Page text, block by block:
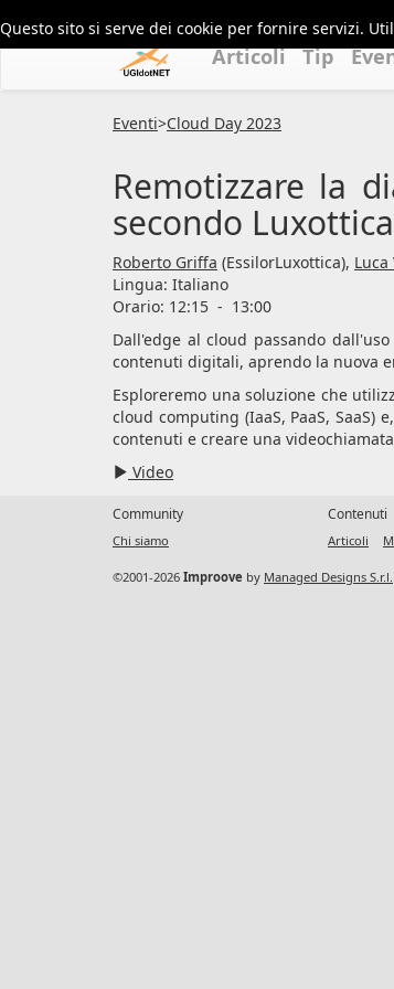
Questo sito si serve dei cookie per fornire servizi.
Articoli Tip
Eventi>Cloud Day 2023
Remotizzare la
secondo Luxottica
Roberto Griffa (EssilorLuxottica), Luca
Lingua: Italiano
Orario: 12:15 - 13:00
Dall'edge al cloud passando
contenuti digitali, aprendo la nuova
Esploreremo una soluzione che
cloud computing (IaaS, PaaS,
contenuti e creare una
Video
Community
Chi siamo
Contenuti
Articoli
©2001-2026 Improove by Managed Designs S.r.l.